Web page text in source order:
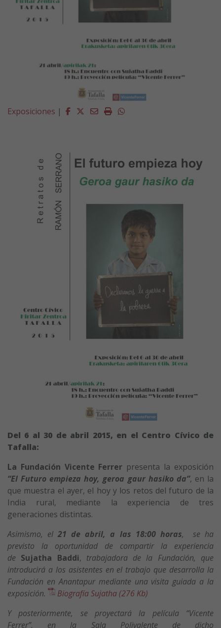
Exposiciones | Facebook
Twitter
EmailImprimirWhatsapp
Del 6 al 30 de abril 2015, en el Centro Cívico de
Tafalla:
La Fundación Vicente Ferrer presenta la exposición
“El Futuro empieza hoy, geroa gaur hasiko da”, en la
que muestra el ayer, el hoy y los retos del futuro de la
India rural, mediante la experiencia de tres
generaciones distintas.
Asimismo, el21 de abril, a las 18:00 horas, se ha
previsto la oportunidad de compartir la experiencia
de Sujatha Baddi, trabajadora de la Fundación, que
introducirá a los asistentes en el trabajo que desarrolla la
Fundación en Anantapur mediante una visita guiada a la
exposición.
Biografía Sujatha (276 Kb)
Y posteriormente, se proyectará la película “Vicente
Ferrer”, en la Sala Polivalente de dicho